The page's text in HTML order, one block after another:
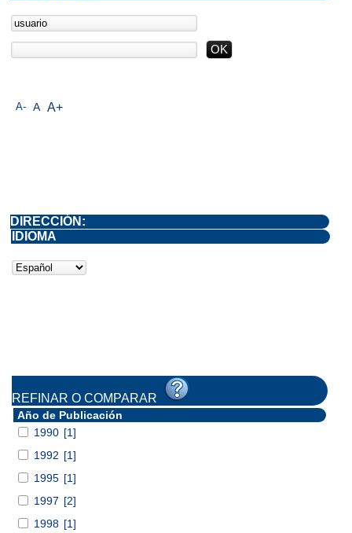
A- A A+
DIRECCIÓN:
IDIOMA
REFINAR O COMPARAR
Año de Publicación
1990 [1]
1992 [1]
1995 [1]
1997 [2]
1998 [1]